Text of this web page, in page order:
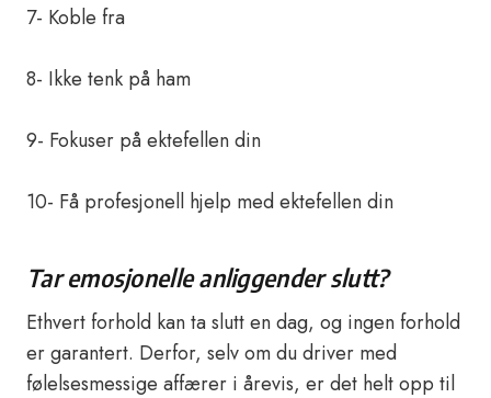
7- Koble fra
8- Ikke tenk på ham
9- Fokuser på ektefellen din
10- Få profesjonell hjelp med ektefellen din
Tar emosjonelle anliggender slutt?
Ethvert forhold kan ta slutt en dag, og ingen forhold
er garantert. Derfor, selv om du driver med
følelsesmessige affærer i årevis, er det helt opp til